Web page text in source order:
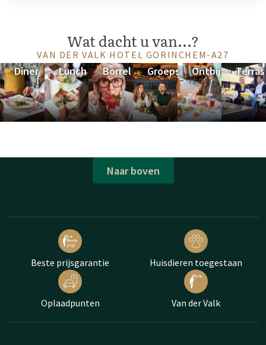
Wat dacht u van...?
VAN DER VALK HOTEL GORINCHEM-A27
Diner Lunch Borrel GroepsdinerOntbijt Terras
Naar boven
Beste prijsgarantie Huisdieren toegestaan
Oplaadpunten Van der Valk